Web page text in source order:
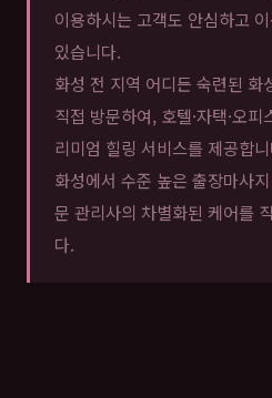
이용하시는 고객도 안심하고
있습니다.
화성 전 지역 어디든 숙련된 화
직접 방문하여, 호텔·자택·오
리미엄 힐링 서비스를 제공합
화성에서 수준 높은 출장마사
문 관리사의 차별화된 케어를
다.